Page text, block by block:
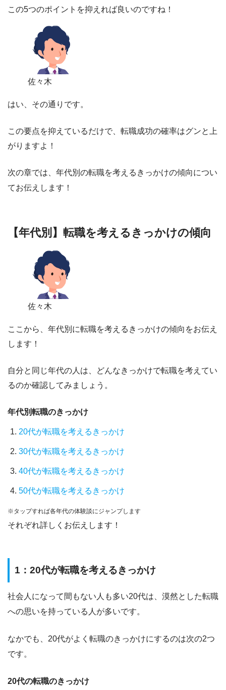
この5つのポイントを抑えれば良いのですね！
佐々木
はい、その通りです。
この要点を抑えているだけで、転職成功の確率はグンと上
がりますよ！
次の章では、年代別の転職を考えるきっかけの傾向につい
てお伝えします！
【年代別】転職を考えるきっかけの傾向
佐々木
ここから、年代別に転職を考えるきっかけの傾向をお伝え
します！
自分と同じ年代の人は、どんなきっかけで転職を考えてい
るのか確認してみましょう。
年代別転職のきっかけ
20代が転職を考えるきっかけ
30代が転職を考えるきっかけ
40代が転職を考えるきっかけ
50代が転職を考えるきっかけ
※タップすれば各年代の体験談にジャンプします
それぞれ詳しくお伝えします！
1：20代が転職を考えるきっかけ
社会人になって間もない人も多い20代は、 漠然とした転職
への思いを持っている人が多いです。
なかでも、20代がよく転職のきっかけにするのは次の2つ
です。
20代の転職のきっかけ